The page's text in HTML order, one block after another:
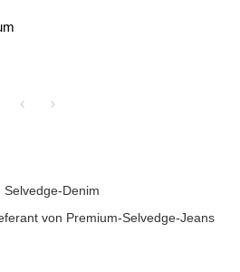
Denim
von Premium-Selvedge-Jeans